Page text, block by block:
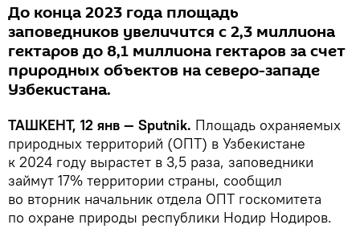
До конца 2023 года площадь
заповедников увеличится с 2,3 миллиона
гектаров до 8,1 миллиона гектаров за счет
природных объектов на северо-западе
Узбекистана.
ТАШКЕНТ, 12 янв — Sputnik. Площадь охраняемых
природных территорий (ОПТ) в Узбекистане
к 2024 году вырастет в 3,5 раза, заповедники
займут 17% территории страны, сообщил
во вторник начальник отдела ОПТ госкомитета
по охране природы республики Нодир Нодиров.